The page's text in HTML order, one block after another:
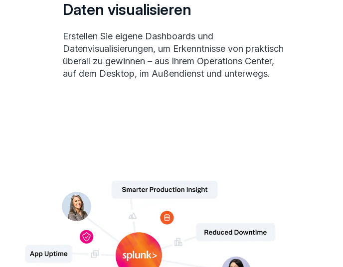
Daten visualisieren
Erstellen Sie eigene Dashboards und
Datenvisualisierungen, um Erkenntnisse von praktisch
überall zu gewinnen – aus Ihrem Operations Center,
auf dem Desktop, im Außendienst und unterwegs.